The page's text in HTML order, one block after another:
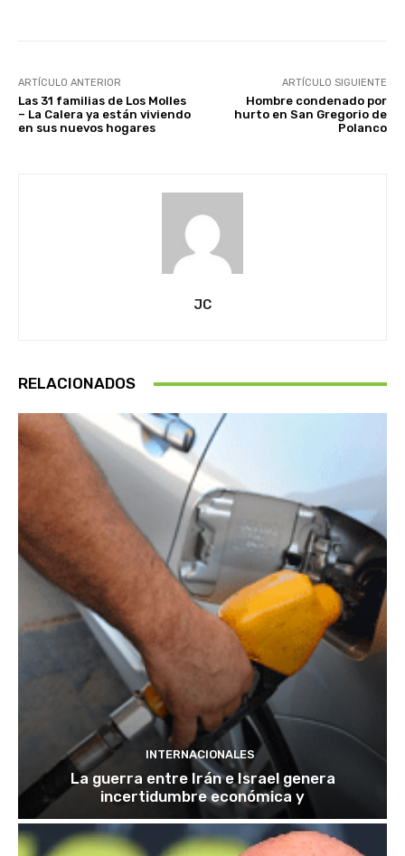
ARTÍCULO ANTERIOR
Las 31 familias de Los Molles
– La Calera ya están viviendo
en sus nuevos hogares
ARTÍCULO SIGUIENTE
Hombre condenado por
hurto en San Gregorio de
Polanco
JC
RELACIONADOS
INTERNACIONALES
La guerra entre Irán e Israel genera
incertidumbre económica y